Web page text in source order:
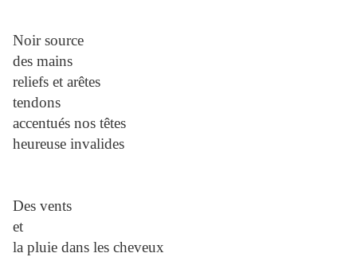
Noir source
des mains
reliefs et arêtes
tendons
accentués nos têtes
heureuse invalides
Des vents
et
la pluie dans les cheveux